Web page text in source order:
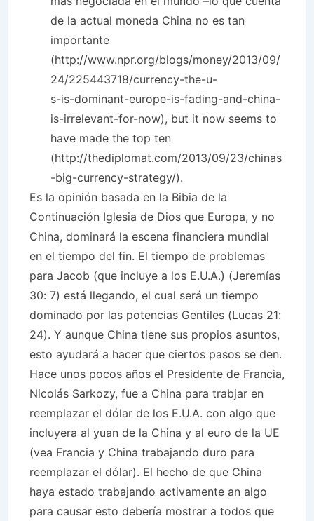
de la actual moneda China no es tan
importante
(http://www.npr.org/blogs/money/2013/09/
24/225443718/currency-the-u-
s-is-dominant-europe-is-fading-and-china-
is-irrelevant-for-now), but it now seems to
have made the top ten
(http://thediplomat.com/2013/09/23/chinas
-big-currency-strategy/).
Es la opinión basada en la Bibia de la
Continuación Iglesia de Dios que Europa, y no
China, dominará la escena financiera mundial
en el tiempo del fin. El tiempo de problemas
para Jacob (que incluye a los E.U.A.) (Jeremías
30: 7) está llegando, el cual será un tiempo
dominado por las potencias Gentiles (Lucas 21:
24). Y aunque China tiene sus propios asuntos,
esto ayudará a hacer que ciertos pasos se den.
Hace unos pocos años el Presidente de Francia,
Nicolás Sarkozy, fue a China para trabjar en
reemplazar el dólar de los E.U.A. con algo que
incluyera al yuan de la China y al euro de la UE
(vea Francia y China trabajando duro para
reemplazar el dólar). El hecho de que China
haya estado trabajando activamente an algo
para causar esto debería mostrar a todos que